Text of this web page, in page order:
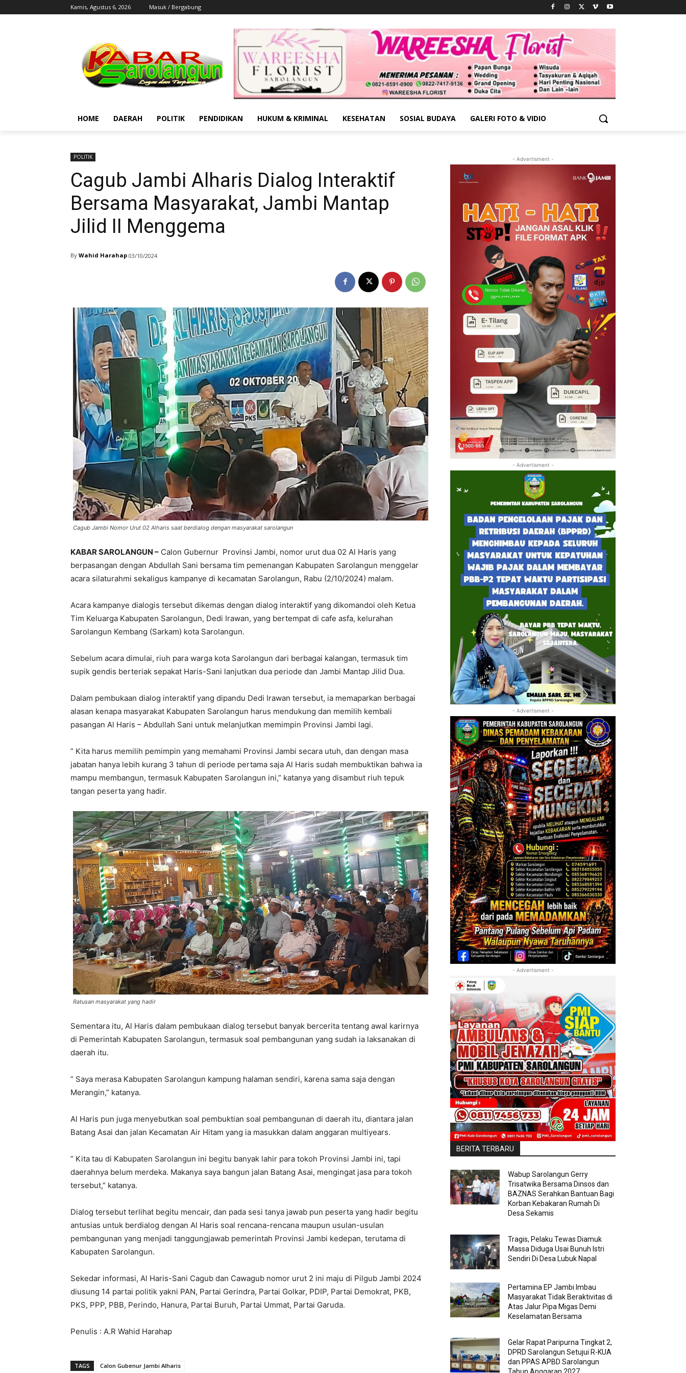
Kamis, Agustus 6, 2026 Masuk / Bergabung
HOME DAERAH POLITIK PENDIDIKAN HUKUM & KRIMINAL KESEHATAN SOSIAL BUDAYA GALERI FOTO & VIDIO
POLITIK
Cagub Jambi Alharis Dialog Interaktif
Bersama Masyarakat, Jambi Mantap
Jilid II Menggema
By Wahid Harahap 03/10/2024
Cagub Jambi Nomor Urut 02 Alharis saat berdialog dengan masyarakat sarolangun
KABAR SAROLANGUN – Calon Gubernur Provinsi Jambi, nomor urut dua 02 Al Haris yang
berpasangan dengan Abdullah Sani bersama tim pemenangan Kabupaten Sarolangun menggelar
acara silaturahmi sekaligus kampanye di kecamatan Sarolangun, Rabu (2/10/2024) malam.
Acara kampanye dialogis tersebut dikemas dengan dialog interaktif yang dikomandoi oleh Ketua
Tim Keluarga Kabupaten Sarolangun, Dedi Irawan, yang bertempat di cafe asfa, kelurahan
Sarolangun Kembang (Sarkam) kota Sarolangun.
Sebelum acara dimulai, riuh para warga kota Sarolangun dari berbagai kalangan, termasuk tim
supik gendis berteriak sepakat Haris-Sani lanjutkan dua periode dan Jambi Mantap Jilid Dua.
Dalam pembukaan dialog interaktif yang dipandu Dedi Irawan tersebut, ia memaparkan berbagai
alasan kenapa masyarakat Kabupaten Sarolangun harus mendukung dan memilih kembali
pasangan Al Haris – Abdullah Sani untuk melanjutkan memimpin Provinsi Jambi lagi.
” Kita harus memilih pemimpin yang memahami Provinsi Jambi secara utuh, dan dengan masa
jabatan hanya lebih kurang 3 tahun di periode pertama saja Al Haris sudah membuktikan bahwa ia
mampu membangun, termasuk Kabupaten Sarolangun ini,” katanya yang disambut riuh tepuk
tangan peserta yang hadir.
Ratusan masyarakat yang hadir
Sementara itu, Al Haris dalam pembukaan dialog tersebut banyak bercerita tentang awal karirnya
di Pemerintah Kabupaten Sarolangun, termasuk soal pembangunan yang sudah ia laksanakan di
daerah itu.
” Saya merasa Kabupaten Sarolangun kampung halaman sendiri, karena sama saja dengan
Merangin,” katanya.
Al Haris pun juga menyebutkan soal pembuktian soal pembangunan di daerah itu, diantara jalan
Batang Asai dan jalan Kecamatan Air Hitam yang ia masukkan dalam anggaran multiyears.
” Kita tau di Kabupaten Sarolangun ini begitu banyak lahir para tokoh Provinsi Jambi ini, tapi
daerahnya belum merdeka. Makanya saya bangun jalan Batang Asai, mengingat jasa para tokoh
tersebut,” katanya.
Dialog tersebut terlihat begitu mencair, dan pada sesi tanya jawab pun peserta yang hadir begitu
antusias untuk berdialog dengan Al Haris soal rencana-rencana maupun usulan-usulan
pembangunan yang menjadi tanggungjawab pemerintah Provinsi Jambi kedepan, terutama di
Kabupaten Sarolangun.
Sekedar informasi, Al Haris-Sani Cagub dan Cawagub nomor urut 2 ini maju di Pilgub Jambi 2024
diusung 14 partai politik yakni PAN, Partai Gerindra, Partai Golkar, PDIP, Partai Demokrat, PKB,
PKS, PPP, PBB, Perindo, Hanura, Partai Buruh, Partai Ummat, Partai Garuda.
Penulis : A.R Wahid Harahap
TAGS Calon Gubenur Jambi Alharis
- Advertisment -
- Advertisment -
- Advertisment -
- Advertisment -
BERITA TERBARU
Wabup Sarolangun Gerry
Trisatwika Bersama Dinsos dan
BAZNAS Serahkan Bantuan Bagi
Korban Kebakaran Rumah Di
Desa Sekamis
Tragis, Pelaku Tewas Diamuk
Massa Diduga Usai Bunuh Istri
Sendiri Di Desa Lubuk Napal
Pertamina EP Jambi Imbau
Masyarakat Tidak Beraktivitas di
Atas Jalur Pipa Migas Demi
Keselamatan Bersama
Gelar Rapat Paripurna Tingkat 2,
DPRD Sarolangun Setujui R-KUA
dan PPAS APBD Sarolangun